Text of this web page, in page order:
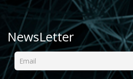
NewsLetter